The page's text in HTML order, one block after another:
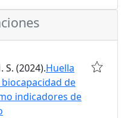
(2024).Huella
de
indicadores de